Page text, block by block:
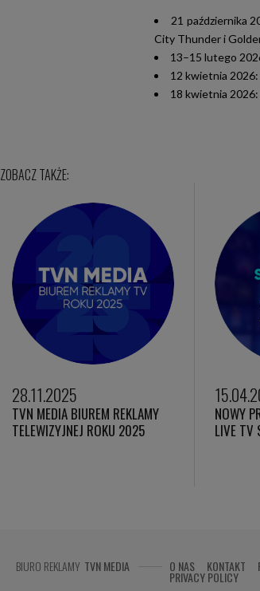
21 października
City Thunder i
13–15 lutego
12 kwietnia 2026:
18 kwietnia
28.11.2025
TVN MEDIA BIUREM REKLAMY
TELEWIZYJNEJ ROKU 2025
NOWY
LIVE TV
BIURO REKLAMY TVN MEDIA O NAS KONTAKT
PRIVACY POLICY